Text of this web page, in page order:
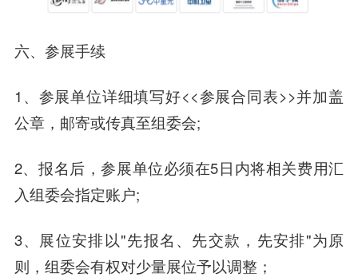
六、参展手续
1、参展单位详细填写好<<参展合同表>>并加盖
公章，邮寄或传真至组委会;
2、报名后，参展单位必须在5日内将相关费用汇
入组委会指定账户;
3、展位安排以"先报名、先交款，先安排"为原
则，组委会有权对少量展位予以调整；